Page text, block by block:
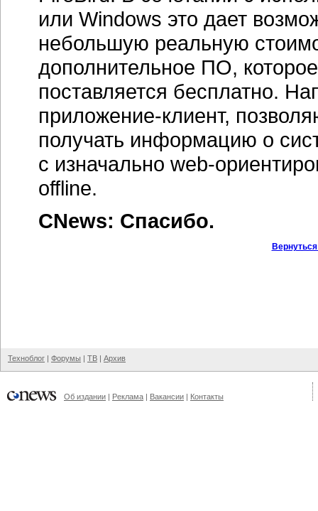
или Windows это дает
небольшую реальную
дополнительное ПО,
поставляется бесплатно.
приложение-клиент,
получать информацию о
с изначально web-
offline.
CNews: Спасибо.
Техноблог | Форумы | ТВ | Архив
Об издании | Реклама | Вакансии | Контакты